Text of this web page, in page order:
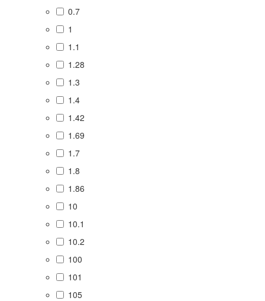
0.7
1
1.1
1.28
1.3
1.4
1.42
1.69
1.7
1.8
1.86
10
10.1
10.2
100
101
105